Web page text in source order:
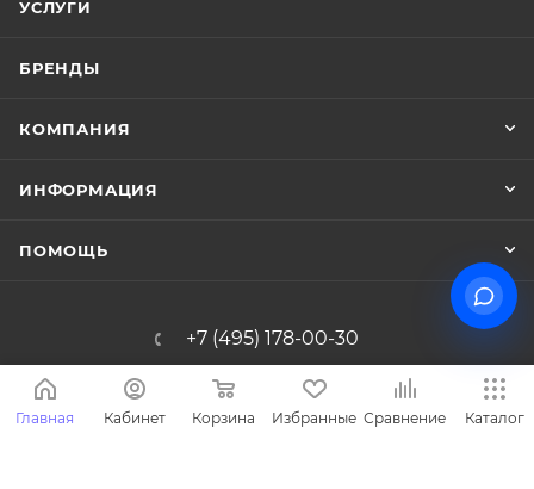
УСЛУГИ
БРЕНДЫ
КОМПАНИЯ
ИНФОРМАЦИЯ
ПОМОЩЬ
+7 (495) 178-00-30
Info@miasinopt.ru
Москва, Огородный пр., 16/1с4, оф.
Главная Кабинет Корзина Избранные Сравнение Каталог